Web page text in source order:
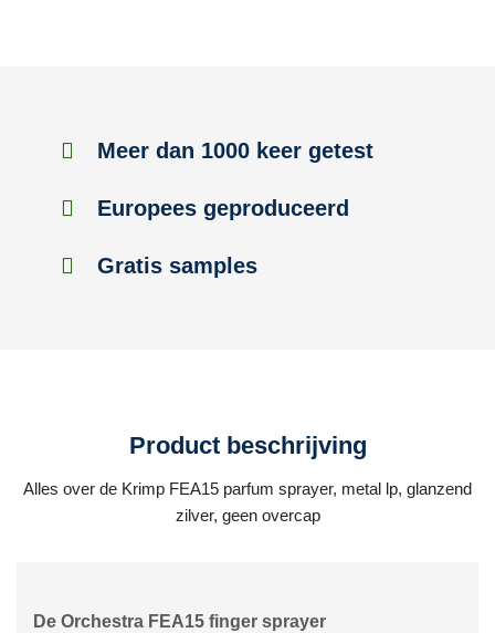
Meer dan 1000 keer getest
Europees geproduceerd
Gratis samples
Product beschrijving
Alles over de Krimp FEA15 parfum sprayer, metal lp, glanzend
zilver, geen overcap
De Orchestra FEA15 finger sprayer